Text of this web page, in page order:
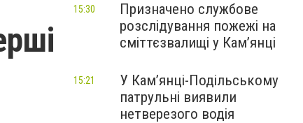
Призначено службове
розслідування пожежі на
сміттєзвалищі у Кам’янці
15:30
У Кам’янці-Подільському
патрульні виявили
нетверезого водія
15:21